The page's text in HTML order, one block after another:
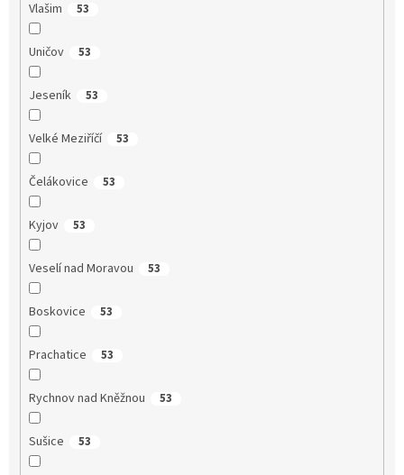
Vlašim 53
Uničov 53
Jeseník 53
Velké Meziříčí 53
Čelákovice 53
Kyjov 53
Veselí nad Moravou 53
Boskovice 53
Prachatice 53
Rychnov nad Kněžnou 53
Sušice 53